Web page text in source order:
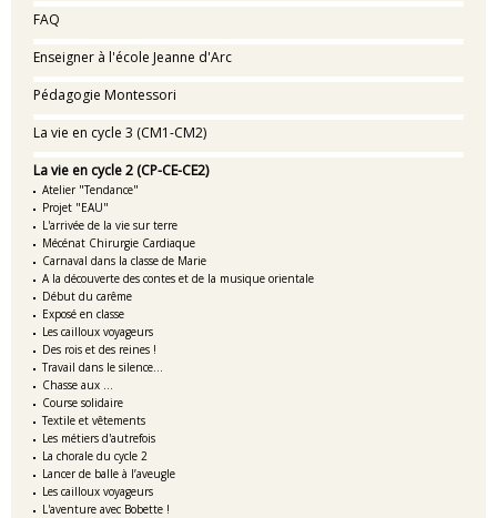
FAQ
Enseigner à l'école Jeanne d'Arc
Pédagogie Montessori
La vie en cycle 3 (CM1-CM2)
La vie en cycle 2 (CP-CE-CE2)
Atelier "Tendance"
Projet "EAU"
L'arrivée de la vie sur terre
Mécénat Chirurgie Cardiaque
Carnaval dans la classe de Marie
A la découverte des contes et de la musique orientale
Début du carême
Exposé en classe
Les cailloux voyageurs
Des rois et des reines !
Travail dans le silence...
Chasse aux ...
Course solidaire
Textile et vêtements
Les métiers d'autrefois
La chorale du cycle 2
Lancer de balle à l’aveugle
Les cailloux voyageurs
L'aventure avec Bobette !